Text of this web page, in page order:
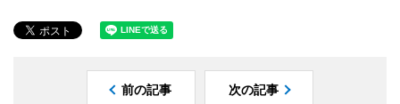
前の記事 次の記事